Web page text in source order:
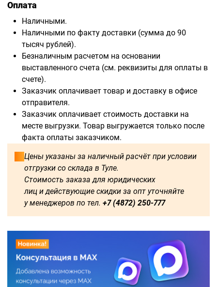
Оплата
Наличными.
Наличными по факту доставки (сумма до 90
тысяч рублей).
Безналичным расчетом на основании
выставленного счета (см. реквизиты для оплаты в
счете).
Заказчик оплачивает товар и доставку в офисе
отправителя.
Заказчик оплачивает стоимость доставки на
месте выгрузки. Товар выгружается только после
факта оплаты заказчиком.
Цены указаны за наличный расчёт при условии
отгрузки со склада в Туле.
Стоимость заказа для юридических
лиц и действующие скидки за опт уточняйте
у менеджеров по тел. +7 (4872) 250-777
Доступны для заказа:
1500 1600
2500 2750 3000 3250
3500 3750 4000
4500 4750 5000 5250